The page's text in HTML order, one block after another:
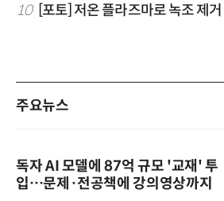
10 [포토] 저온 플라즈마로 녹조 제거
주요뉴스
독자 AI 모델에 87억 규모 '교재' 투
입…문제·전공책에 강의영상까지